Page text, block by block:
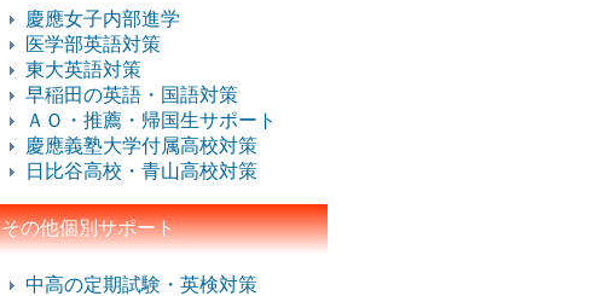
慶應女子内部進学
医学部英語対策
東大英語対策
早稲田の英語・国語対策
ＡＯ・推薦・帰国生サポート
慶應義塾大学付属高校対策
日比谷高校・青山高校対策
その他個別サポート
中高の定期試験・英検対策